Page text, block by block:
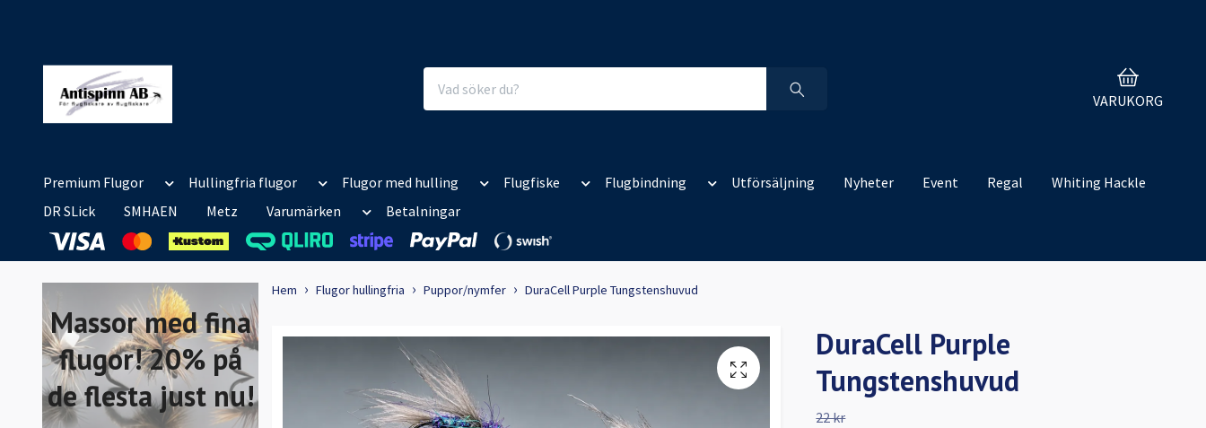
VARUKORG
Premium Flugor Hullingfria flugor Flugor med hulling Flugfiske Flugbindning Utförsäljning Nyheter Event Regal
Whiting Hackle
DR SLick
SMHAEN Metz Varumärken Betalningar
Massor med fina
flugor! 20% på
de flesta just nu!
Hem Flugor hullingfria Puppor/nymfer DuraCell Purple Tungstenshuvud
DuraCell Purple
Tungstenshuvud
22 kr